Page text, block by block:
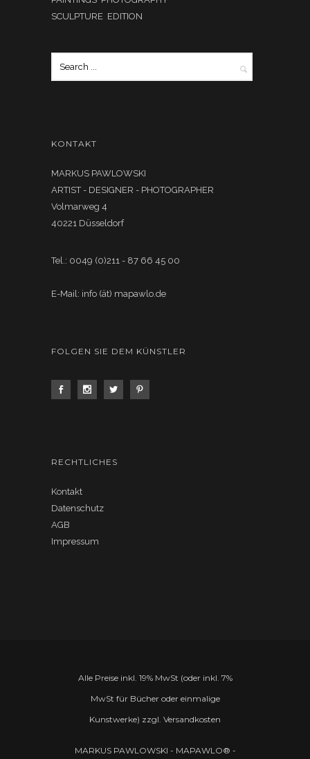
SCULPTURE EDITION
KONTAKT
MARKUS PAWLOWSKI
ARTIST - DESIGNER - PHOTOGRAPHER
Volmarweg 4
40221 Düsseldorf
Tel.: 0049 (0)211 - 87 66 45 00
E-Mail: info (ät) mapawlo.de
FOLGEN SIE DEM KÜNSTLER
RECHTLICHES
Kontakt
Datenschutz
AGB
Impressum
Alle Preise inkl. 19% MwSt (oder inkl. 7%
MwSt für Bücher oder einmalige
Kunstwerke) zzgl. Versandkosten
MARKUS PAWLOWSKI - MAPAWLO® -